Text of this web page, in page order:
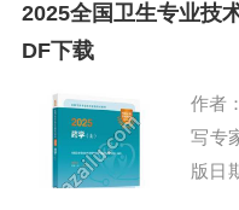
2025全国卫生专业
DF下载
作者
写专
版日